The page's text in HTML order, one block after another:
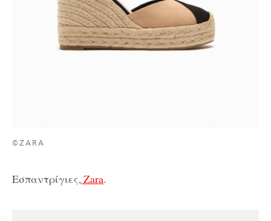
©ZARA
Εσπαντρίγιες,Zara.